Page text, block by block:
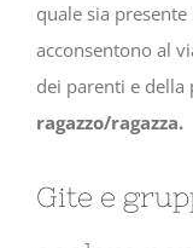
quale sia presente
acconsentono al
dei parenti e della
ragazzo/ragazza.
Gite e